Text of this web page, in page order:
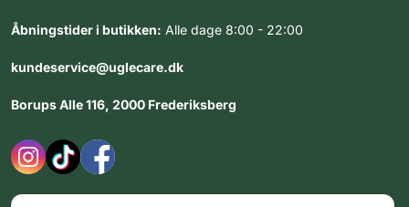
Åbningstider i butikken: Alle dage 8:00 - 22:00
kundeservice@uglecare.dk
Borups Alle 116, 2000 Frederiksberg